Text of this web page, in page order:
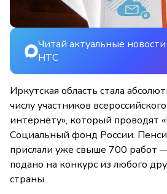
Читай актуальные
НТС
Иркутская область стала
числу участников
интернету», который проводят
Социальный фонд России.
прислали уже свыше 700 работ
подано на конкурс из любого
страны.